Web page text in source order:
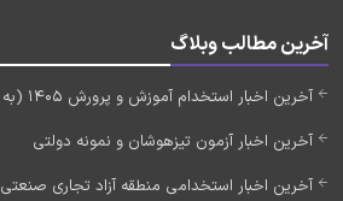
آخرین مطالب وبلاگ
آخرین اخبار استخدام آموزش و پرورش 1405 (به زودی)
آخرین اخبار آزمون تیزهوشان و نمونه دولتی
آخرین اخبار استخدامی منطقه آزاد تجاری صنعتی 1405